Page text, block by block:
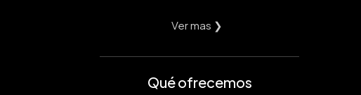
Ver mas ❯
Qué ofrecemos